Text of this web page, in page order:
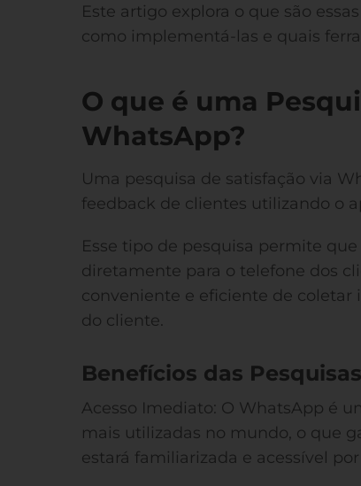
Este artigo explora o que são
como implementá-las e quais
O que é uma
WhatsApp?
Uma pesquisa de satisfação via
feedback de clientes utilizando o
Esse tipo de pesquisa permite
diretamente para o telefone dos
conveniente e eficiente de coletar
do cliente.
Benefícios das
Acesso Imediato: O WhatsApp é
mais utilizadas no mundo, o que
estará familiarizada e acessível